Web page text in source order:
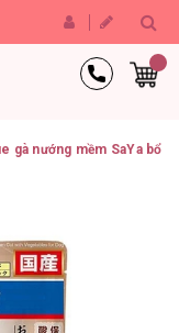
gà nướng mềm SaYa bổ